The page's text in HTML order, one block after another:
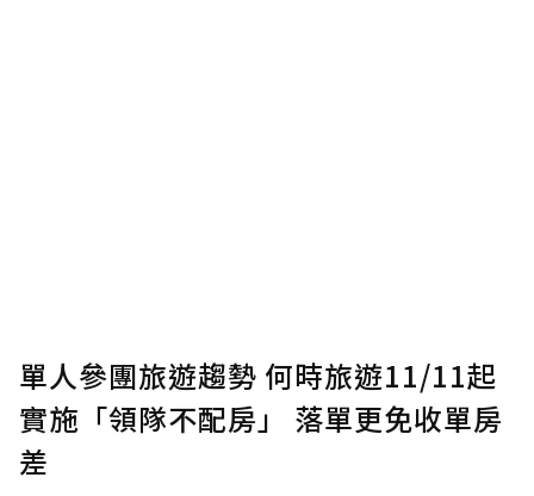
單人參團旅遊趨勢 何時旅遊11/11起
實施「領隊不配房」 落單更免收單房
差